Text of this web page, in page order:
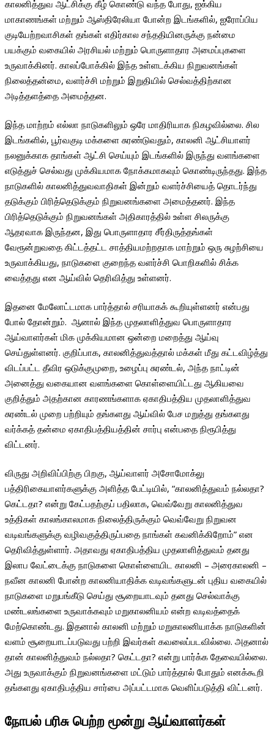
காலனித்துவ ஆட்சிக்கு கீழ் கொண்டு வந்த போது, ஐக்கிய
மாகாணங்கள் மற்றும் ஆஸ்திரேலியா போன்ற இடங்களில், ஐரோப்பிய
குடியேற்றவாசிகள் தங்கள் எதிர்கால சந்ததியினருக்கு நன்மை
பயக்கும் வகையில் அரசியல் மற்றும் பொருளாதார அமைப்புகளை
உருவாக்கினர். காலப்போக்கில் இந்த உள்ளடக்கிய நிறுவனங்கள்
நிலைத்தன்மை, வளர்ச்சி மற்றும் இறுதியில் செல்வத்திற்கான
அடித்தளத்தை அமைத்தன.
இந்த மாற்றம் எல்லா நாடுகளிலும் ஒரே மாதிரியாக நிகழவில்லை. சில
இடங்களில், பூர்வகுடி மக்களை சுரண்டுவதும், காலனி ஆட்சியாளர்
நலனுக்காக தாங்கள் ஆட்சி செய்யும் இடங்களில் இருந்து வளங்களை
எடுத்துச் செல்வது முக்கியமாக நோக்கமாகவும் கொண்டிருந்தது. இந்த
நாடுகளில் காலனித்துவவாதிகள் இன்றும் வளர்ச்சியைத் தொடர்ந்து
தடுக்கும் பிரித்தெடுக்கும் நிறுவனங்களை அமைத்தனர். இந்த
பிரித்தெடுக்கும் நிறுவனங்கள் அதிகாரத்தில் உள்ள சிலருக்கு
ஆதரவாக இருந்தன, இது பொருளாதார சீர்திருத்தங்கள்
வேரூன்றுவதை கிட்டத்தட்ட சாத்தியமற்றதாக மாற்றும் ஒரு சுழற்சியை
உருவாக்கியது, நாடுகளை குறைந்த வளர்ச்சி பொறிகளில் சிக்க
வைத்தது என ஆய்வில் தெரிவித்து உள்ளனர்.
இதனை மேலோட்டமாக பார்த்தால் சரியாகக் கூறியுள்ளனர் என்பது
போல் தோன்றும். ஆனால் இந்த முதலாளித்துவ பொருளாதார
ஆய்வாளர்கள் மிக முக்கியமான ஒன்றை மறைத்து ஆய்வு
செய்துள்ளனர். குறிப்பாக, காலனித்துவத்தால் மக்கள் மீது கட்டவிழ்த்து
விடப்பட்ட தீவிர ஒடுக்குமுறை, உழைப்பு சுரண்டல், அந்த நாட்டின்
அனைத்து வகையான வளங்களை கொள்ளையிட்டது ஆகியவை
குறித்தும் அதற்கான காரணங்களாக ஏகாதிபத்திய முதலாளித்துவ
சுரண்டல் முறை பற்றியும் தங்களது ஆய்வில் பேச மறுத்து தங்களது
வர்க்கத் தன்மை ஏகாதிபத்தியத்தின் சார்பு என்பதை நிரூபித்து
விட்டனர்.
விருது அறிவிப்பிற்கு பிறகு, ஆய்வாளர் அசோமோக்லு
பத்திரிகையாளர்களுக்கு அளித்த பேட்டியில், “காலனித்துவம் நல்லதா?
கெட்டதா? என்று கேட்பதற்குப் பதிலாக, வெவ்வேறு காலனித்துவ
உத்திகள் காலங்காலமாக நிலைத்திருக்கும் வெவ்வேறு நிறுவன
வடிவங்களுக்கு வழிவகுத்திருப்பதை நாங்கள் கவனிக்கிறோம்” என
தெரிவித்துள்ளார். அதாவது ஏகாதிபத்திய முதலாளித்துவம் தனது
இலாப வேட்டைக்கு நாடுகளை கொள்ளையிட காலனி – அரைகாலனி –
நவீன காலனி போன்ற காலனியாதிக்க வடிவங்களுடன் புதிய வகையில்
நாடுகளை மறுபங்கீடு செய்து சூறையாடவும் தனது செல்வாக்கு
மண்டலங்களை உருவாக்கவும் மறுகாலனியம் என்ற வடிவத்தைக்
மேற்கொண்டது. இதனால் காலனி மற்றும் மறுகாலனியாக்க நாடுகளின்
வளம் சூறையாடப்படுவது பற்றி இவர்கள் கவலைப்படவில்லை. அதனால்
தான் காலனித்துவம் நல்லதா? கெட்டதா? என்று பார்க்க தேவையில்லை.
அது உருவாக்கும் நிறுவனங்களை மட்டும் பார்த்தால் போதும் எனக்கூறி
தங்களது ஏகாதிபத்திய சார்பை அப்பட்டமாக வெளிப்படுத்தி விட்டனர்.
நோபல்பரிசுபெற்றமூன்றுஆய்வாளர்கள்